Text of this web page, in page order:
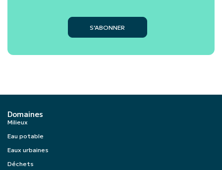
S’ABONNER
Domaines
Milieux
Eau potable
Eaux urbaines
Déchets